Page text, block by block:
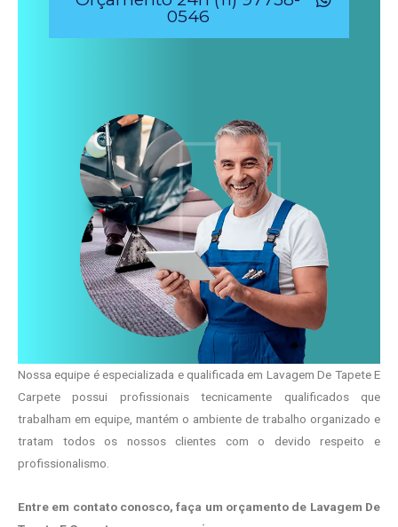
0546
Nossa equipe é especializada e qualificada em Lavagem De Tapete E
Carpete possui profissionais tecnicamente qualificados que
trabalham em equipe, mantém o ambiente de trabalho organizado e
tratam todos os nossos clientes com o devido respeito e
profissionalismo.
Entre em contato conosco, faça um orçamento de Lavagem De